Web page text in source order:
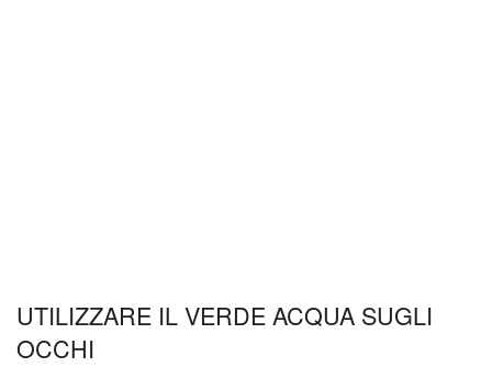
UTILIZZARE IL VERDE ACQUA SUGLI
OCCHI